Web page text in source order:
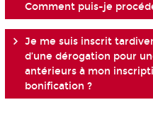
Comment puis-je
Je me suis inscrit
d’une dérogation pour
antérieurs à mon
bonification ?